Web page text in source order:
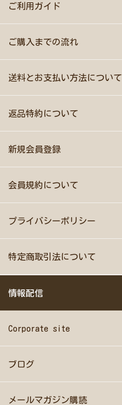
ご利用ガイド
ご購入までの流れ
送料とお支払い方法について
返品特約について
新規会員登録
会員規約について
プライバシーポリシー
特定商取引法について
情報配信
Corporate site
ブログ
メールマガジン購読